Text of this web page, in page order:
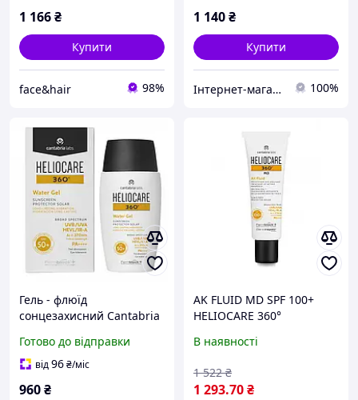
1 166₴
Купити
face&hair 98%
1 140₴
Купити
Інтернет-магазин Мама Чолі 100%
Гель - флюїд
сонцезахисний Cantabria
Sunscreen SPF 50+
Готово до відправки
від96₴/міс
960₴
AK FLUID MD SPF 100+
HELIOCARE 360°
флюїд з тотальним
В наявності
1 293.70₴
1 522 ₴